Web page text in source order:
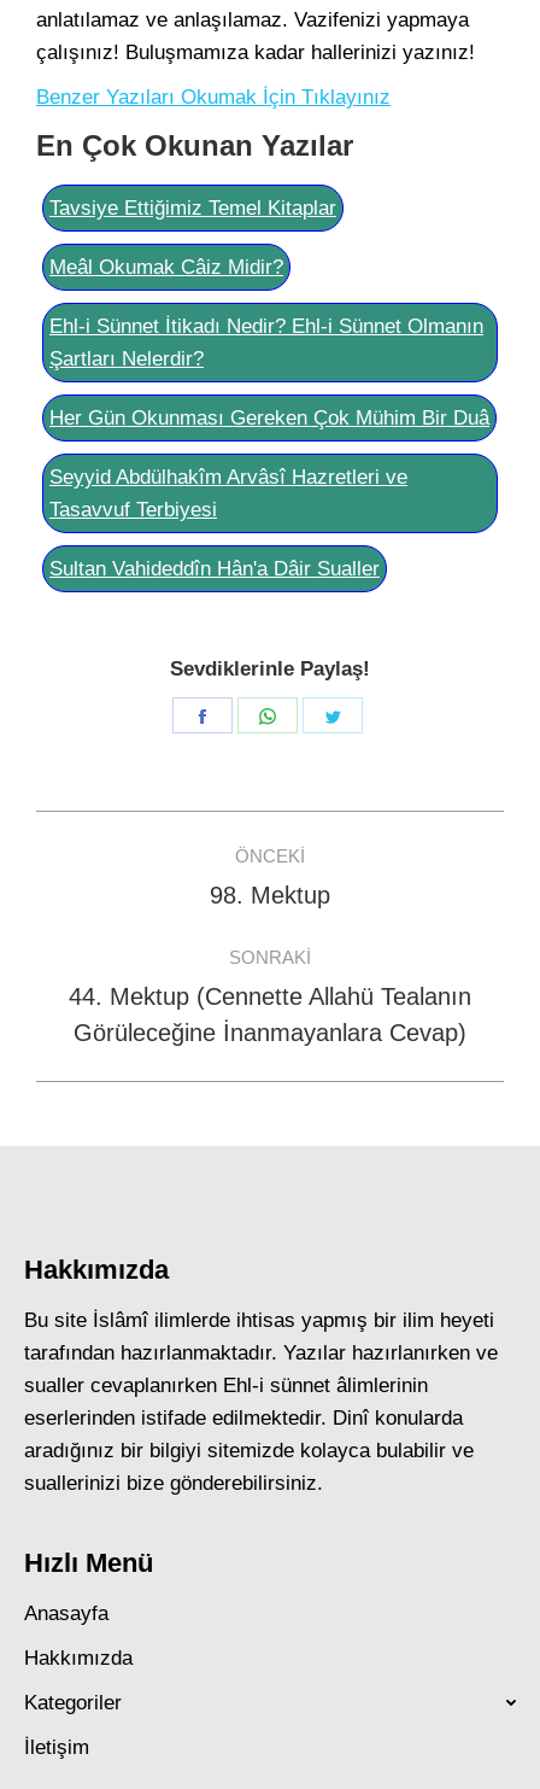
anlatılamaz ve anlaşılamaz. Vazifenizi yapmaya
çalışınız! Buluşmamıza kadar hallerinizi yazınız!
Benzer Yazıları Okumak İçin Tıklayınız
En Çok Okunan Yazılar
Tavsiye Ettiğimiz Temel Kitaplar
Meâl Okumak Câiz Midir?
Ehl-i Sünnet İtikadı Nedir? Ehl-i Sünnet Olmanın
Şartları Nelerdir?
Her Gün Okunması Gereken Çok Mühim Bir Duâ
Seyyid Abdülhakîm Arvâsî Hazretleri ve
Tasavvuf Terbiyesi
Sultan Vahideddîn Hân'a Dâir Sualler
Sevdiklerinle Paylaş!
Share
Share
navigation
ÖNCEKI
Previous
98. Mektup
SONRAKI
Next
post:
44. Mektup (Cennette Allahü Tealanın
Görüleceğine İnanmayanlara Cevap)
Hakkımızda
Bu site İslâmî ilimlerde ihtisas yapmış bir ilim heyeti
tarafından hazırlanmaktadır. Yazılar hazırlanırken ve
sualler cevaplanırken Ehl-i sünnet âlimlerinin
eserlerinden istifade edilmektedir. Dinî konularda
aradığınız bir bilgiyi sitemizde kolayca bulabilir ve
suallerinizi bize gönderebilirsiniz.
Hızlı Menü
Anasayfa
Hakkımızda
Kategoriler
İletişim